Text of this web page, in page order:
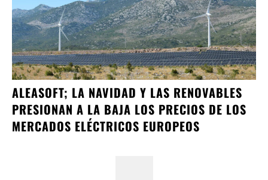
ALEASOFT; LA NAVIDAD Y LAS RENOVABLES
PRESIONAN A LA BAJA LOS PRECIOS DE LOS
MERCADOS ELÉCTRICOS EUROPEOS